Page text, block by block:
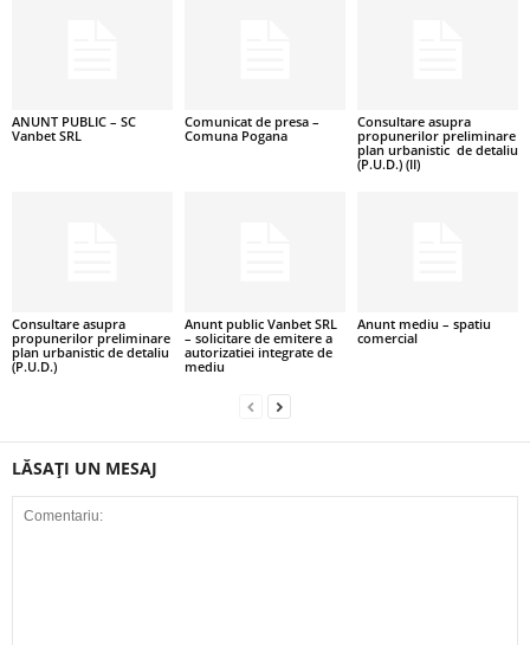
ANUNT PUBLIC – SC
Vanbet SRL
Comunicat de presa –
Comuna Pogana
Consultare asupra
propunerilor preliminare
plan urbanistic de detaliu
(P.U.D.) (II)
Consultare asupra
propunerilor preliminare
plan urbanistic de detaliu
(P.U.D.)
Anunt public Vanbet SRL
– solicitare de emitere a
autorizatiei integrate de
mediu
Anunt mediu – spatiu
comercial
LĂSAȚI UN MESAJ